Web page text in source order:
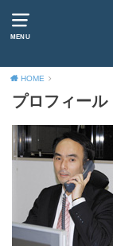
MENU
HOME
プロフィール